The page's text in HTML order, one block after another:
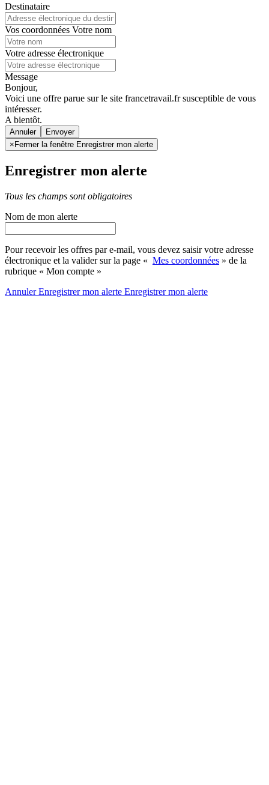
Destinataire
Vos coordonnées Votre nom
Votre adresse électronique
Message
Bonjour,
Voici une offre parue sur le site francetravail.fr susceptible de vous
intéresser.
A bientôt.
Annuler
× Fermer la fenêtre Enregistrer mon alerte
Enregistrer mon alerte
Tous les champs sont obligatoires
Nom de mon alerte
Pour recevoir les offres par e-mail, vous devez saisir votre adresse
électronique et la valider sur la page « Mes coordonnées » de la
rubrique « Mon compte »
AnnulerEnregistrer mon alerte Enregistrermon alerte